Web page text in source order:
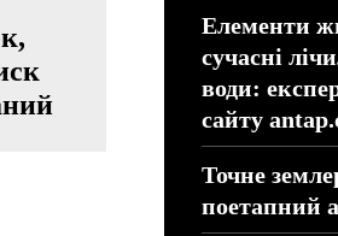
Елементи
сучасні
води:
сайту
Точне
поетапний